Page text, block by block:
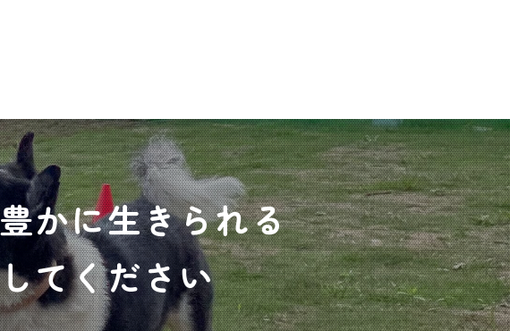
かに生きられる
てください